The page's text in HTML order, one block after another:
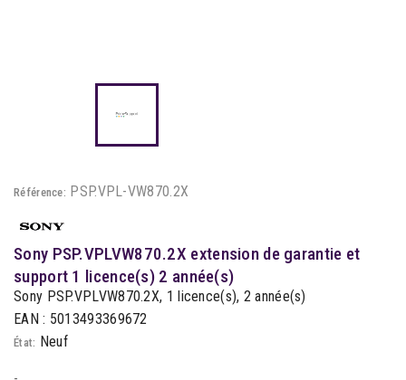
Référence: PSP.VPL-VW870.2X
Sony PSP.VPLVW870.2X extension de garantie et
support 1 licence(s) 2 année(s)
Sony PSP.VPLVW870.2X, 1 licence(s), 2 année(s)
EAN : 5013493369672
État: Neuf